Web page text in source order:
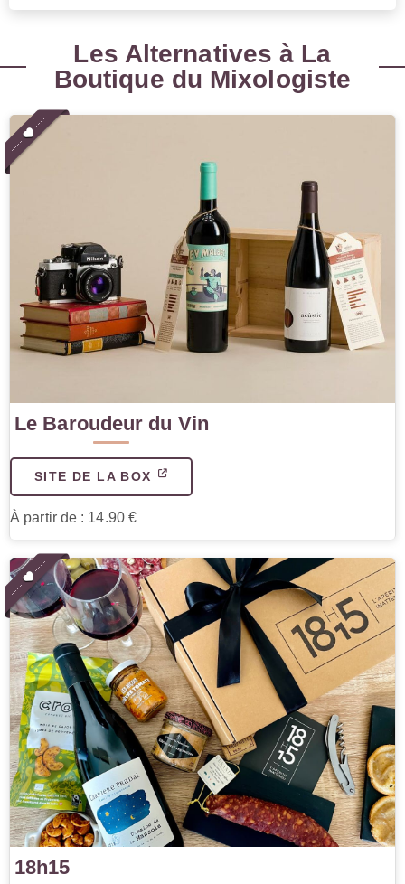
Les Alternatives à La
Boutique du Mixologiste
Le Baroudeur du Vin
SITE DE LA BOX
À partir de : 14.90 €
18h15